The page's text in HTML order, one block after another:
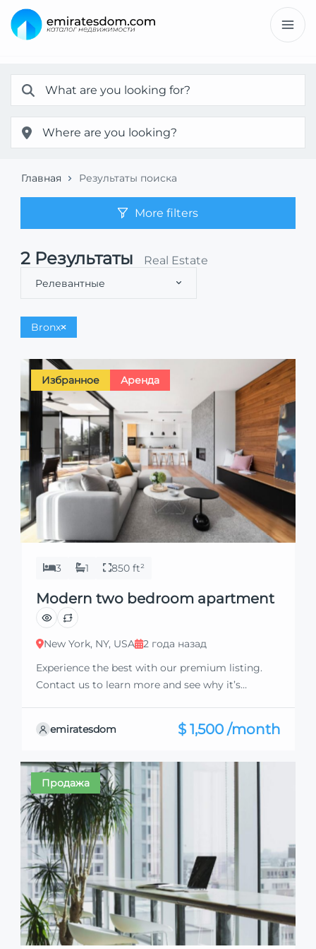
Главная Результаты поиска
More filters
2 Результаты Real Estate
Релевантные
Bronx
Избранное Аренда
3 1 850 ft²
Modern two bedroom apartment
New York, NY, USA
2 года назад
Experience the best with our premium listing.
Contact us to learn more and see why it’s
they align perfectly with your needs. We’re
excited to showcase this offer and guide you
property with confidence and ease.
emiratesdom $ 1,500 /month
Продажа